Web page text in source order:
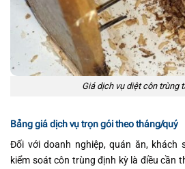
Giá dịch vụ diệt côn trùng
Bảng giá dịch vụ trọn gói theo tháng/quý
Đối với doanh nghiệp, quán ăn, khách
kiểm soát côn trùng định kỳ là điều cần